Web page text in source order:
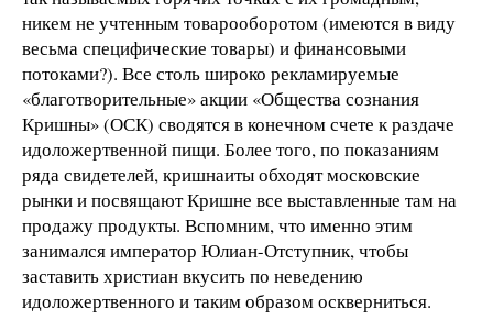
никем не учтенным товарооборотом (имеются в виду
весьма специфические товары) и финансовыми
потоками?). Все столь широко рекламируемые
«благотворительные» акции «Общества сознания
Кришны» (ОСК) сводятся в конечном счете к раздаче
идоложертвенной пищи. Более того, по показаниям
ряда свидетелей, кришнаиты обходят московские
рынки и посвящают Кришне все выставленные там на
продажу продукты. Вспомним, что именно этим
занимался император Юлиан-Отступник, чтобы
заставить христиан вкусить по неведению
идоложертвенного и таким образом оскверниться.